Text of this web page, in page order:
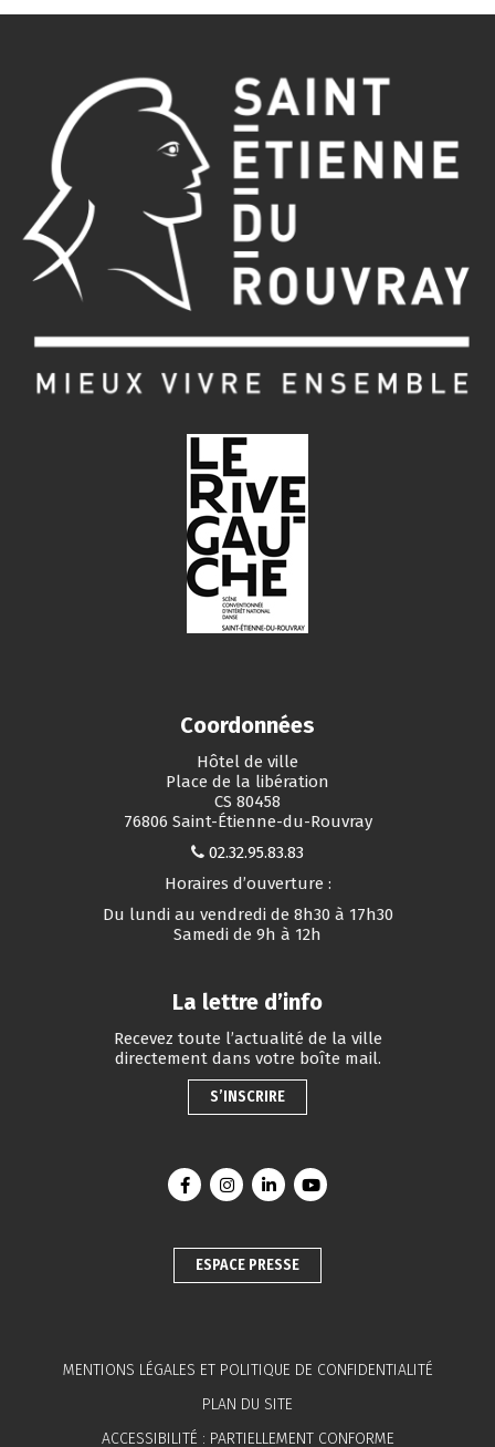
Coordonnées
Hôtel de ville
Place de la libération
CS 80458
76806 Saint-Étienne-du-Rouvray
02.32.95.83.83
Horaires d’ouverture :
Du lundi au vendredi de 8h30 à 17h30
Samedi de 9h à 12h
La lettre d’info
Recevez toute l’actualité de la ville
directement dans votre boîte mail.
S’INSCRIRE
Lien vers le compte Facebook
Lien vers le compte Instagram
Lien vers le compte Linkedin
Lien vers la chaîne
ESPACE PRESSE
MENTIONS LÉGALES ET POLITIQUE DE CONFIDENTIALITÉ
PLAN DU SITE
ACCESSIBILITÉ : PARTIELLEMENT CONFORME